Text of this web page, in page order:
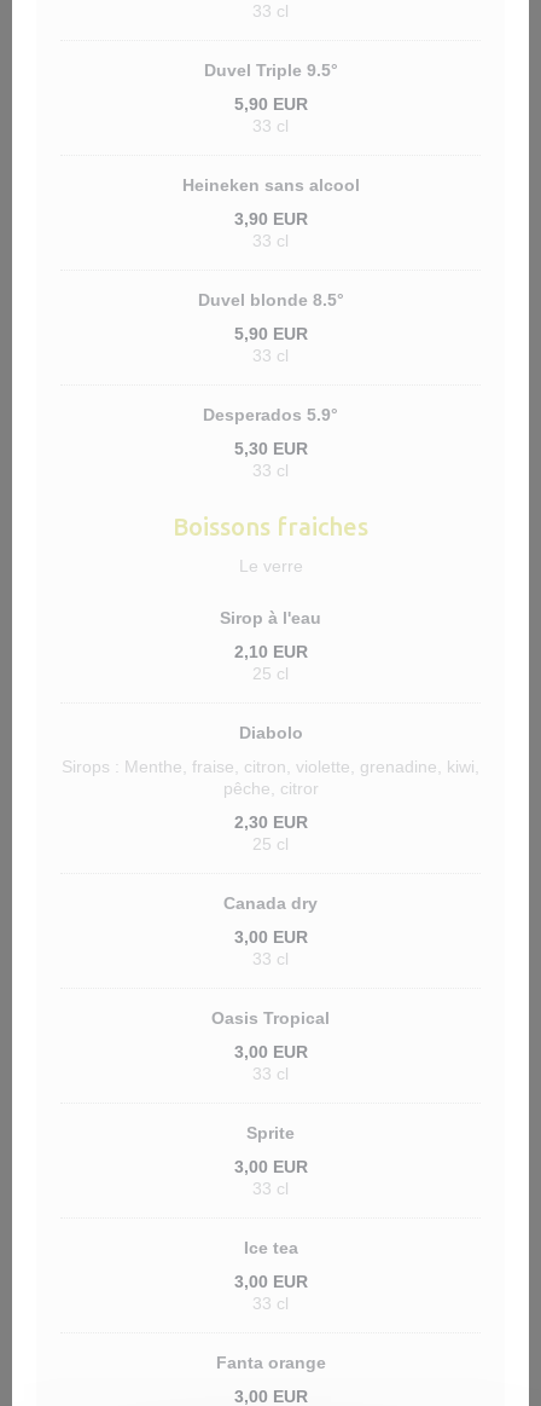
33 cl
Duvel Triple 9.5°
5,90 EUR
33 cl
Heineken sans alcool
3,90 EUR
33 cl
Duvel blonde 8.5°
5,90 EUR
33 cl
Desperados 5.9°
5,30 EUR
33 cl
Boissons fraiches
Le verre
Sirop à l'eau
2,10 EUR
25 cl
Diabolo
Sirops : Menthe, fraise, citron, violette, grenadine, kiwi,
pêche, citror
2,30 EUR
25 cl
Canada dry
3,00 EUR
33 cl
Oasis Tropical
3,00 EUR
33 cl
Sprite
3,00 EUR
33 cl
Ice tea
3,00 EUR
33 cl
Fanta orange
3,00 EUR